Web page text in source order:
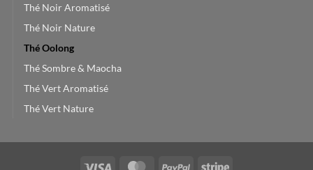
Thé Noir Aromatisé
Thé Noir Nature
Thé Oolong
Thé Sombre & Maocha
Thé Vert Aromatisé
Thé Vert Nature
Visa MasterCardPayPal Stripe